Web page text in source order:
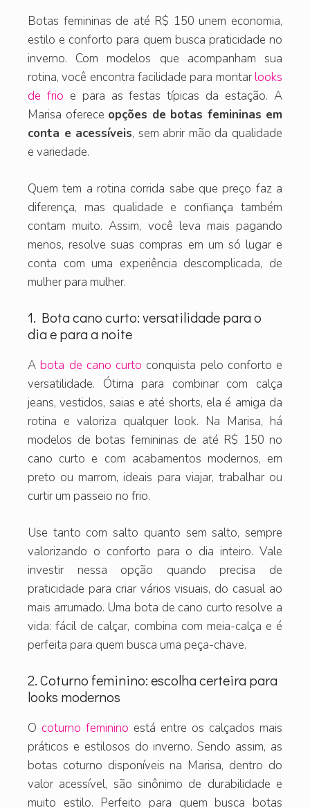
Botas femininas de até R$ 150 unem economia,
estilo e conforto para quem busca praticidade no
inverno. Com modelos que acompanham sua
rotina, você encontra facilidade para montarlooks
de frio e para as festas típicas da estação. A
Marisa oferece opções de botas femininas em
conta e acessíveis, sem abrir mão da qualidade
e variedade.
Quem tem a rotina corrida sabe que preço faz a
diferença, mas qualidade e confiança também
contam muito. Assim, você leva mais pagando
menos, resolve suas compras em um só lugar e
conta com uma experiência descomplicada, de
mulher para mulher.
1. Bota cano curto: versatilidade para o
dia e para a noite
Abota de cano curto conquista pelo conforto e
versatilidade. Ótima para combinar com calça
jeans, vestidos, saias e até shorts, ela é amiga da
rotina e valoriza qualquer look. Na Marisa, há
modelos de botas femininas de até R$ 150 no
cano curto e com acabamentos modernos, em
preto ou marrom, ideais para viajar, trabalhar ou
curtir um passeio no frio.
Use tanto com salto quanto sem salto, sempre
valorizando o conforto para o dia inteiro. Vale
investir nessa opção quando precisa de
praticidade para criar vários visuais, do casual ao
mais arrumado. Uma bota de cano curto resolve a
vida: fácil de calçar, combina com meia-calça e é
perfeita para quem busca uma peça-chave.
2. Coturno feminino: escolha certeira para
looks modernos
O coturno feminino está entre os calçados mais
práticos e estilosos do inverno. Sendo assim, as
botas coturno disponíveis na Marisa, dentro do
valor acessível, são sinônimo de durabilidade e
muito estilo. Perfeito para quem busca botas